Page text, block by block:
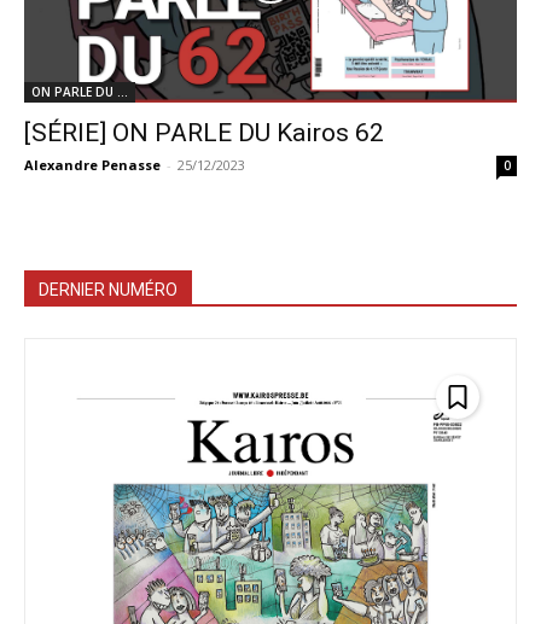
ON PARLE DU ...
[SÉRIE] ON PARLE DU Kairos 62
Alexandre Penasse - 25/12/2023 0
DERNIER NUMÉRO